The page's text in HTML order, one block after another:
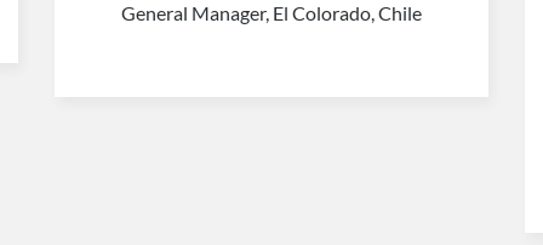
General Manager, El Colorado, Chile